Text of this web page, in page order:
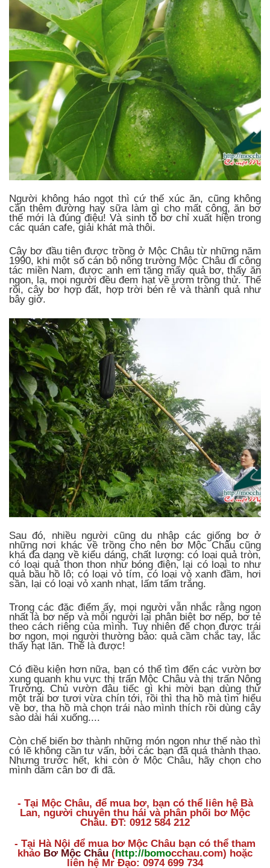
Người không háo ngọt thì cứ thế xúc ăn, cũng không
cần thêm đường hay sữa làm gì cho mất công, ăn bơ
thế mới là đúng điệu! Và sinh tố bơ chỉ xuất hiện trong
các quán cafe, giải khát mà thôi.
Cây bơ đầu tiên được trồng ở Mộc Châu từ những năm
1990, khi một số cán bộ nông trường Mộc Châu đi công
tác miền Nam, được anh em tặng mấy quả bơ, thấy ăn
ngon, lạ, mọi người đều đem hạt về ươm trồng thử. Thế
rồi, cây bơ hợp đất, hợp trời bén rễ và thành quả như
bây giờ.
Sau đó, nhiều người cũng du nhập các giống bơ ở
những nơi khác về trồng cho nên bơ Mộc Châu cũng
khá đa dạng về kiểu dáng, chất lượng: có loại quả tròn,
có loại quả thon thon như bóng điện, lại có loại to như
quả bầu hồ lô; có loại vỏ tím, có loại vỏ xanh đầm, hơi
sần, lại có loại vỏ xanh nhạt, lấm tấm trắng.
Trong các đặc điểm ấy, mọi người vẫn nhắc rằng ngon
nhất là bơ nếp và mỗi người lại phân biệt bơ nếp, bơ tẻ
theo cách riêng của mình. Tuy nhiên để chọn được trái
bơ ngon, mọi người thường bảo: quả cầm chắc tay, lắc
thấy hạt lăn. Thế là được!
Có điều kiện hơn nữa, bạn có thể tìm đến các vườn bơ
xung quanh khu vực thị trấn Mộc Châu và thị trấn Nông
Trường. Chủ vườn đâu tiếc gì khi mời bạn dùng thử
một trái bơ tươi vừa chín tới, rồi thì tha hồ mà tìm hiểu
về bơ, tha hồ mà chọn trái nào mình thích rồi dùng cây
sào dài hái xuống....
Còn chế biến bơ thành những món ngon như thế nào thì
có lẽ không cần tư vấn, bởi các bạn đã quá thành thạo.
Nhưng trước hết, khi còn ở Mộc Châu, hãy chọn cho
mình dăm cân bơ đi đã.
- Tại Mộc Châu, để mua bơ, bạn có thể liên hệ Bà
Lan, người chuyên thu hái và phân phối bơ Mộc
Châu. ĐT: 0912 584 212
- Tại Hà Nội để mua bơ Mộc Châu bạn có thể tham
khảo Bơ Mộc Châu (http://bomocchau.com) hoặc
liên hệ Mr Đạo: 0974 699 734